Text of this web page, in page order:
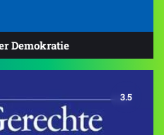
Demokratie
3.5